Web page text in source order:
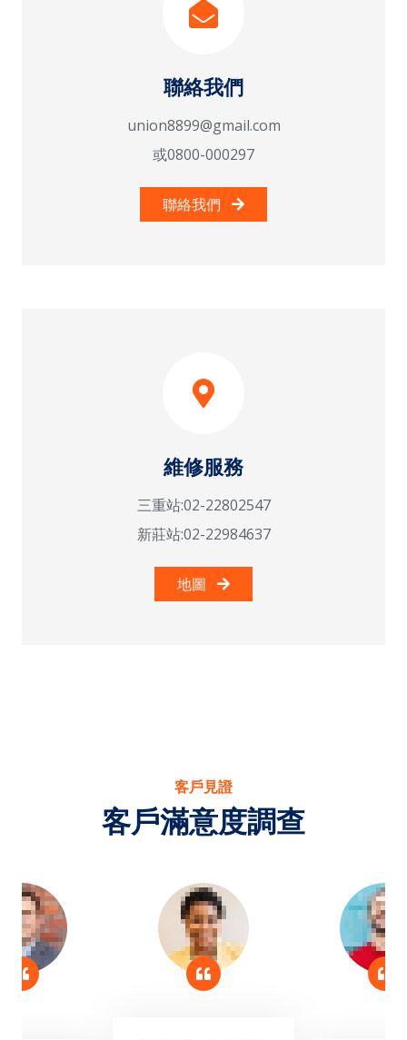
聯絡我們
union8899@gmail.com
或0800-000297
聯絡我們
維修服務
三重站:02-22802547
新莊站:02-22984637
地圖
客戶見證
客戶滿意度調查